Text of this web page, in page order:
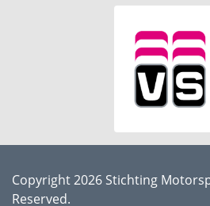
Copyright 2026 Stichting
Reserved.